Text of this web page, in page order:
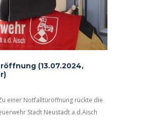
(13.07.2024,
einer Notfalltüröffnung rückte die
Stadt Neustadt a.d.Aisch